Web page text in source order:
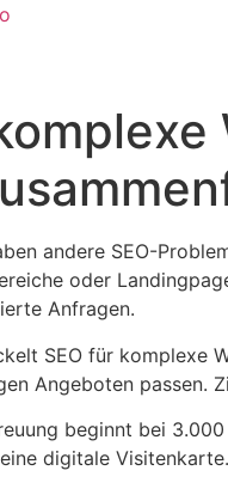
andere SEO-
oder
Anfragen.
SEO für komplexe
Angeboten passen.
beginnt bei
digitale Visitenkarte.